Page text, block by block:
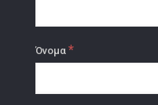
Όνομα *